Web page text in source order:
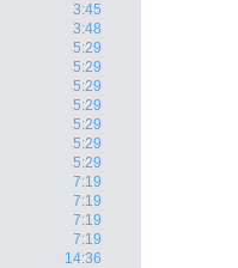
3:45
3:48
5:29
5:29
5:29
5:29
5:29
5:29
5:29
7:19
7:19
7:19
7:19
14:36